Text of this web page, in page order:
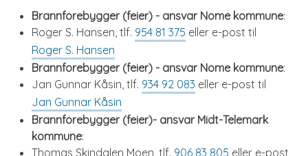
Brannforebygger (feier) - ansvar Nome kommune:
Roger S. Hansen, tlf. 954 81 375 eller e-post til
Roger S. Hansen
Brannforebygger (feier) - ansvar Nome kommune:
Jan Gunnar Kåsin, tlf. 934 92 083 eller e-post til
Jan Gunnar Kåsin
Brannforebygger (feier)- ansvar Midt-Telemark
kommune:
Thomas Skindalen Moen, tlf. 906 83 805 eller e-post